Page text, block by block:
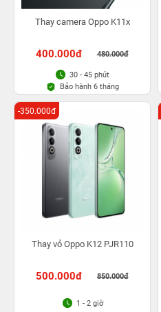
Thay camera Oppo K11x
400.000đ 480.000đ
30 - 45 phút
Bảo hành 6 tháng
Thay vỏ Oppo K12 PJR110
500.000đ 850.000đ
-350.000đ
1 - 2 giờ